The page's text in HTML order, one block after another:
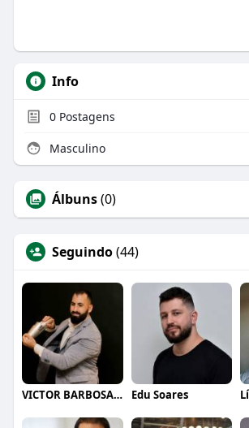
Info
0Postagens
Masculino
Álbuns(0)
Seguindo(44)
VICTOR BARBOSA QUARANTA Edu Soares